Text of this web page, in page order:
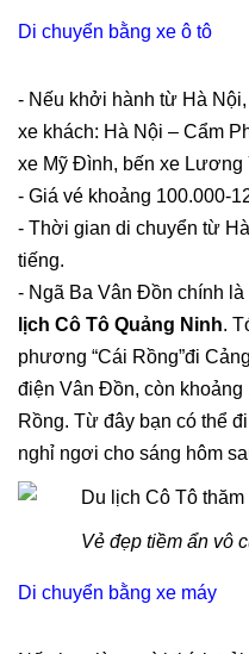
Di chuyển bằng xe ô tô
- Nếu khởi hành từ Hà
xe khách: Hà Nội – Cẩm
xe Mỹ Đình, bến xe Lương
- Giá vé khoảng 100.000-
- Thời gian di chuyển từ
tiếng.
- Ngã Ba Vân Đồn chính
lịch Cô Tô Quảng Ninh.
phương “Cái Rồng”đi
điện Vân Đồn, còn
Rồng. Từ đây bạn có thể
nghỉ ngơi cho sáng hôm
Vẻ đẹp tiềm ẩn vô
Di chuyển bằng xe máy